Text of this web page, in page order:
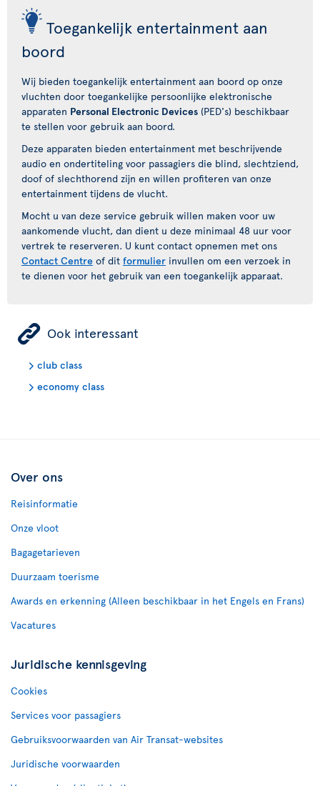
Toegankelijk entertainment aan
boord
Wij bieden toegankelijk entertainment aan boord op onze
vluchten door toegankelijke persoonlijke elektronische
apparaten Personal Electronic Devices (PED's) beschikbaar
te stellen voor gebruik aan boord.
Deze apparaten bieden entertainment met beschrijvende
audio en ondertiteling voor passagiers die blind, slechtziend,
doof of slechthorend zijn en willen profiteren van onze
entertainment tijdens de vlucht.
Mocht u van deze service gebruik willen maken voor uw
aankomende vlucht, dan dient u deze minimaal 48 uur voor
vertrek te reserveren. U kunt contact opnemen met ons
Contact Centre of dit formulier invullen om een verzoek in
te dienen voor het gebruik van een toegankelijk apparaat.
ÿ Ook interessant
club class
economy class
Over ons
Reisinformatie
Onze vloot
Bagagetarieven
Duurzaam toerisme
Awards en erkenning (Alleen beschikbaar in het Engels en Frans)
Vacatures
Juridische kennisgeving
Cookies
Services voor passagiers
Gebruiksvoorwaarden van Air Transat-websites
Juridische voorwaarden